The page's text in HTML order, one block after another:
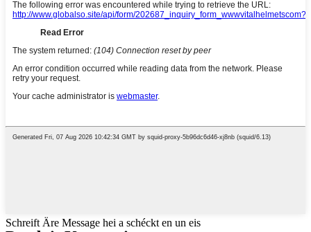
Schreift Äre Message hei a schéckt en un eis